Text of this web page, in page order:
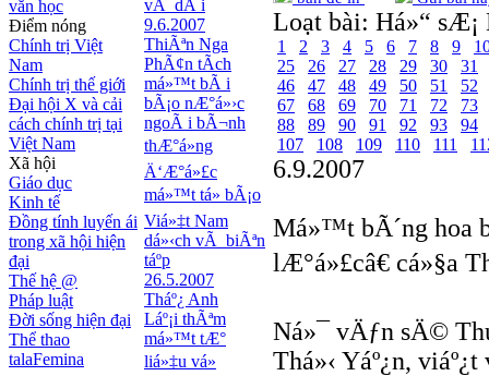
văn học
Điểm nóng
Chính trị Việt
Nam
Chính trị thế giới
Đại hội X và cải
cách chính trị tại
Việt Nam
Xã hội
Giáo dục
Kinh tế
Đồng tính luyến ái
trong xã hội hiện
đại
Thế hệ @
Pháp luật
Đời sống hiện đại
Thể thao
talaFemina
vÃ dÃ i
9.6.2007
ThiÃªn Nga
PhÃ¢n tÃ­ch
má»™t bÃ i
bÃ¡o nÆ°á»›c
ngoÃ i bÃ¬nh
thÆ°á»ng
Ä‘Æ°á»£c
má»™t tá» bÃ¡o
Viá»‡t Nam
dá»‹ch vÃ biÃªn
táº­p
26.5.2007
Tháº¿ Anh
Láº¡i thÃªm
má»™t tÆ°
liá»‡u vá»
Loạt bài: Há»“ sÆ¡
1 2 3 4 5 6 7 8 9
25
26 27 28 29 30
31
46
47 48 49 50 51
52
67
68 69 70 71 72
73
88
89 90 91 92 93
94
107
108 109 110 111
6.9.2007
Má»™t bÃ´ng hoa
lÆ°á»£câ€ cá»§a
Ná»¯ vÄƒn sÄ©
Thá»‹ Yáº¿n,